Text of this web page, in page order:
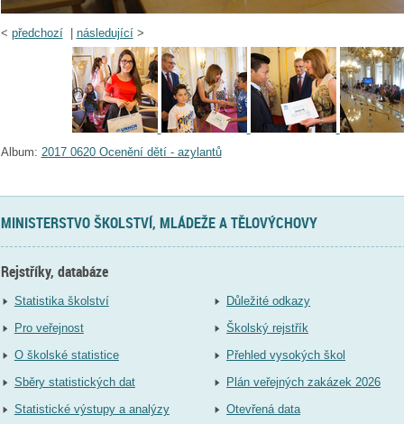
< předchozí| následující>
Album: 2017 0620 Ocenění dětí - azylantů
MINISTERSTVO ŠKOLSTVÍ, MLÁDEŽE A TĚLOVÝCHOVY
Rejstříky, databáze
Statistika školství
Pro veřejnost
O školské statistice
Sběry statistických dat
Statistické výstupy a analýzy
Důležité odkazy
Školský rejstřík
Přehled vysokých škol
Plán veřejných zakázek 2026
Otevřená data